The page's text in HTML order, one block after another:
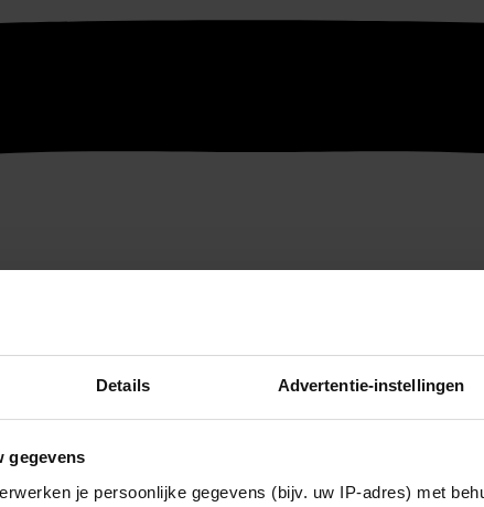
Details Advertentie-instellingen
gegevens
je persoonlijke gegevens (bijv. uw IP-adres) met